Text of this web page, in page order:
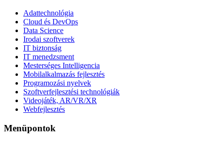
Adattechnológia
Cloud és DevOps
Data Science
Irodai szoftverek
IT biztonság
IT menedzsment
Mesterséges Intelligencia
Mobilalkalmazás fejlesztés
Programozási nyelvek
Szoftverfejlesztési technológiák
Videojáték, AR/VR/XR
Webfejlesztés
Menüpontok